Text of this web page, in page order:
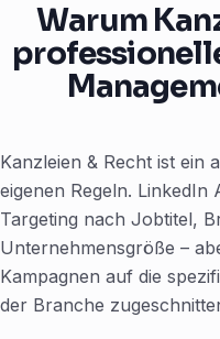
Warum
Kanzleien & Recht ist ein
eigenen Regeln. LinkedIn
Targeting nach Jobtitel,
Unternehmensgröße –
Kampagnen auf die
der Branche